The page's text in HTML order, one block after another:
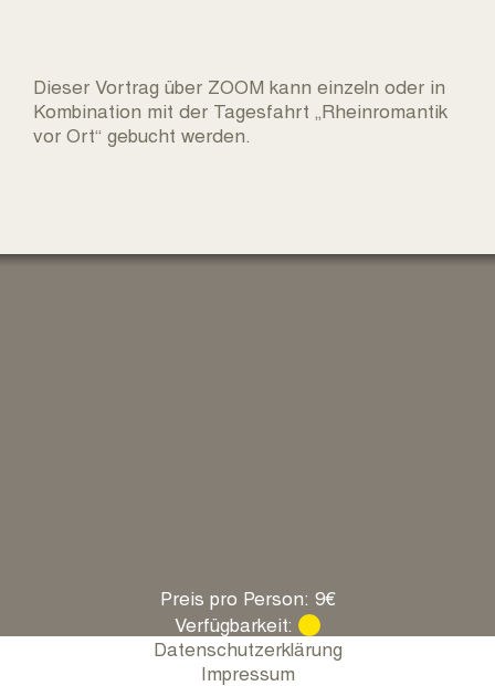
Dieser Vortrag über ZOOM kann einzeln oder in
Kombination mit der Tagesfahrt „Rheinromantik
vor Ort“ gebucht werden.
Preis pro Person: 9€
Verfügbarkeit:
Datenschutzerklärung
Impressum